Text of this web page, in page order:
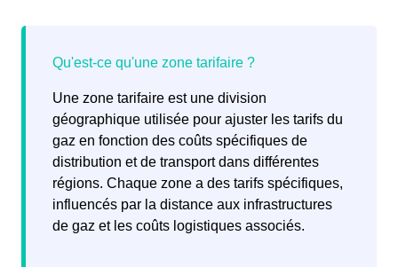
Une zone tarifaire est une division
géographique utilisée pour ajuster les tarifs du
gaz en fonction des coûts spécifiques de
distribution et de transport dans différentes
régions. Chaque zone a des tarifs spécifiques,
influencés par la distance aux infrastructures
de gaz et les coûts logistiques associés.